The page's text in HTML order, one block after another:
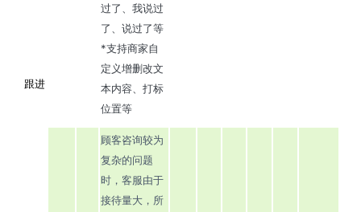
跟进
过了、我说过
了、说过了等
*支持商家自
定义增删改文
本内容、打标
位置等
顾客咨询较为
复杂的问题
时，客服由于
接待量大，所